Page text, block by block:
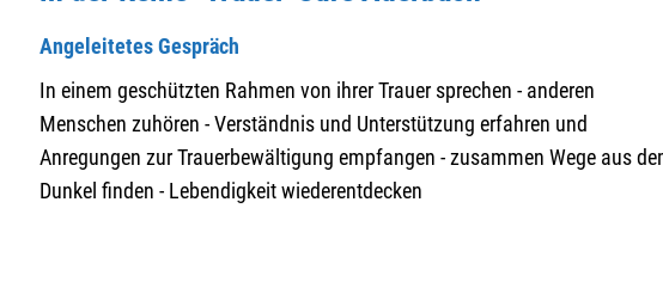
Angeleitetes Gespräch
In einem geschützten Rahmen von ihrer Trauer sprechen - anderen
Menschen zuhören - Verständnis und Unterstützung erfahren und
Anregungen zur Trauerbewältigung empfangen - zusammen Wege aus
Dunkel finden - Lebendigkeit wiederentdecken